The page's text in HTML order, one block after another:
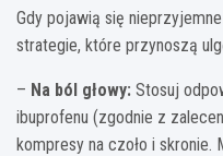
Gdy pojawią się
strategie, które przynoszą
– Na ból głowy: Stosuj
ibuprofenu (zgodnie z
kompresy na czoło i skronie.